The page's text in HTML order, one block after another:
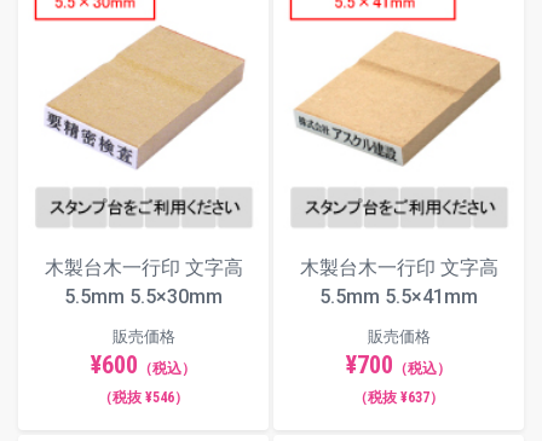
木製台木一行印 文字高
5.5mm 5.5×30mm
販売価格
¥600 （税込）
（税抜 ¥546）
木製台木一行印 文字高
5.5mm 5.5×41mm
販売価格
¥700 （税込）
（税抜 ¥637）